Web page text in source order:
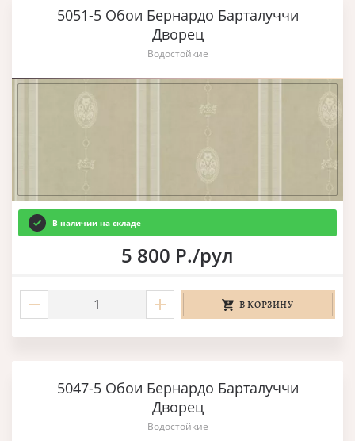
5051-5 Обои Бернардо Барталуччи
Дворец
Водостойкие
В наличии на складе
5 800 Р./рул
В КОРЗИНУ
5047-5 Обои Бернардо Барталуччи
Дворец
Водостойкие